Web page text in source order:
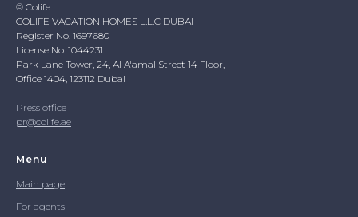
© Colife
COLIFE VACATION HOMES L.L.C DUBAI
Register No. 1697680
License No. 1044231
Park Lane Tower, 24, Al A'amal Street 14 Floor,
Office 1404, 123112 Dubai
Press office
pr@colife.ae
Menu
Main page
For agents